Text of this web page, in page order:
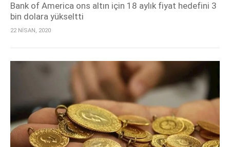
Bank of America ons altın için 18 aylık fiyat hedefini 3
bin dolara yükseltti
22 NİSAN, 2020